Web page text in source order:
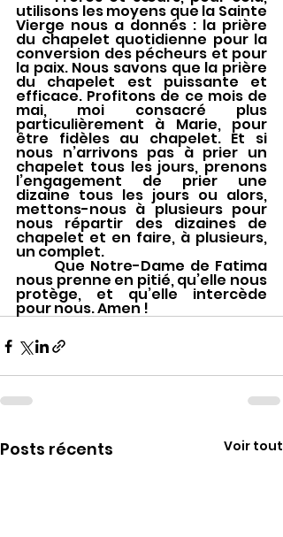
utilisons les moyens que la Sainte
Vierge nous a donnés : la prière
du chapelet quotidienne pour la
conversion des pécheurs et pour
la paix. Nous savons que la prière
du chapelet est puissante et
efficace. Profitons de ce mois de
mai, moi consacré plus
particulièrement à Marie, pour
être fidèles au chapelet. Et si
nous n’arrivons pas à prier un
chapelet tous les jours, prenons
l’engagement de prier une
dizaine tous les jours ou alors,
mettons-nous à plusieurs pour
nous répartir des dizaines de
chapelet et en faire, à plusieurs,
un complet.
nous prenne en pitié, qu’elle nous
protège, et qu’elle intercède
pour nous. Amen !
Posts récents Voir tout